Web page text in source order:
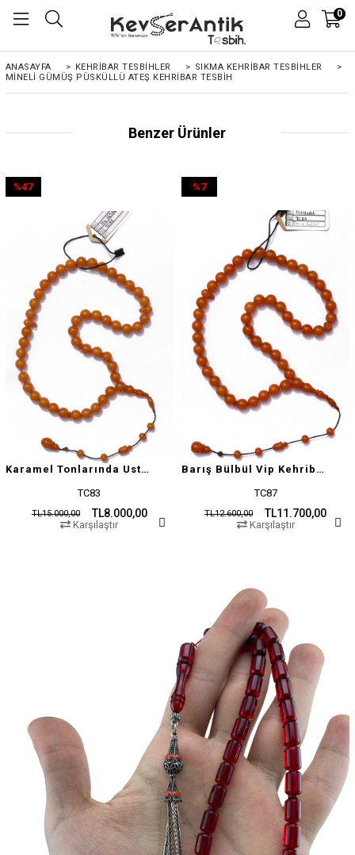
0
ANASAYFA > KEHRIBAR TESBIHLER > SIKMA KEHRİBAR TESBİHLER
>
MINELİ GÜMÜŞ PÜSKÜLLÜ ATEŞ KEHRIBAR TESBIH
Benzer Ürünler
Karamel Tonlarında Usta İşçilikli Tesbih
TC83
TL8.000,00
TL15.000,00
%47
Karşılaştır
Barış Bülbül Vip Kehribar Tesbih
TC87
TL11.700,00
TL12.600,00
%7
Karşılaştır